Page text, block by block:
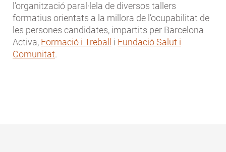
l’organització paral·lela de diversos tallers
formatius orientats a la millora de l’ocupabilitat de
les persones candidates, impartits per Barcelona
Activa, Formació i Treball i Fundació Salut i
Comunitat.